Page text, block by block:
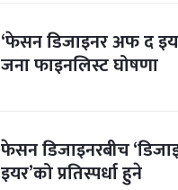
‘फेसन डिजाइनर अफ द
जना फाइनलिस्ट घोषणा
फेसन डिजाइनरबीच
इयर’को प्रतिस्पर्धा हुने